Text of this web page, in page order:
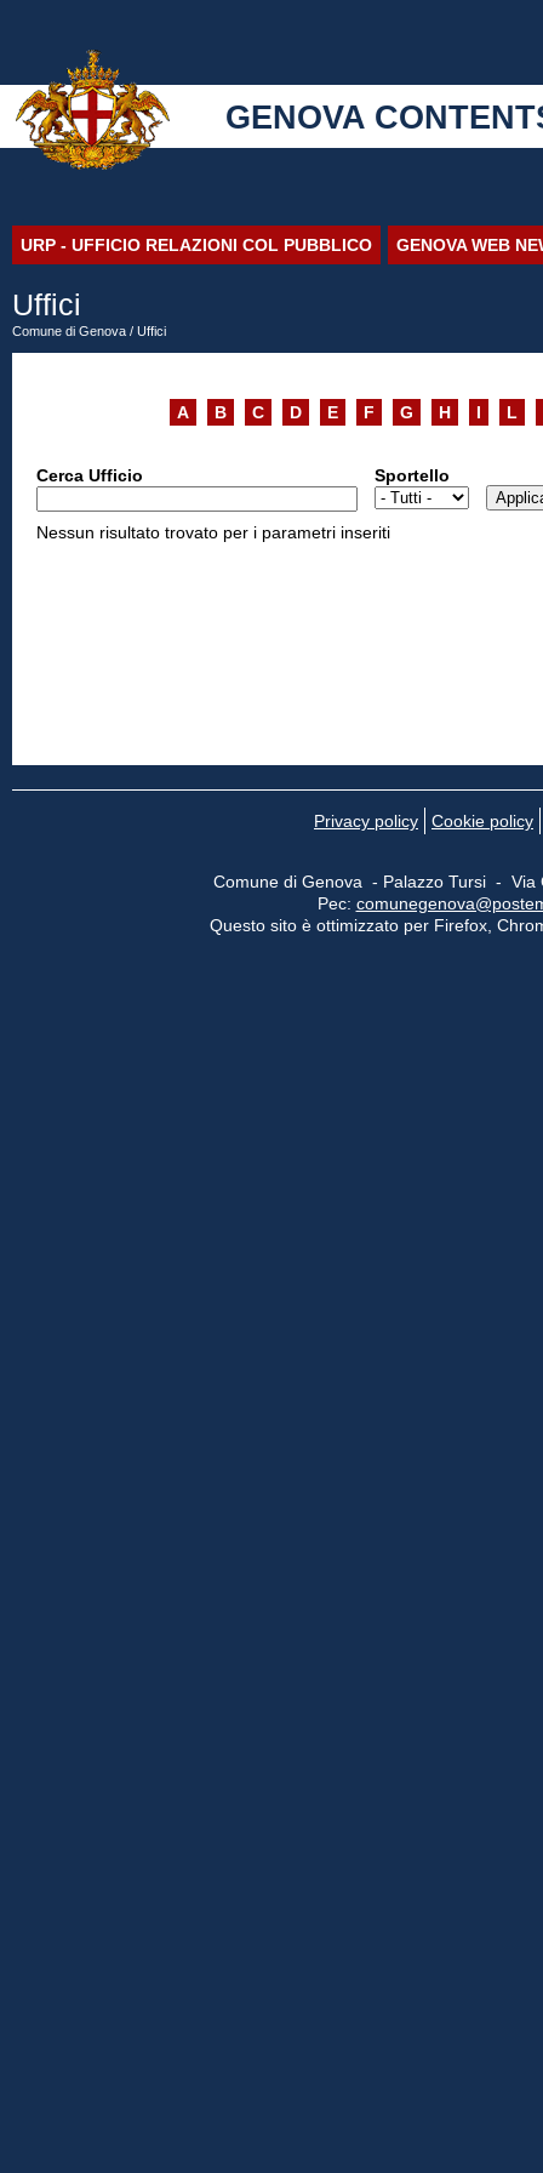
GENOVA
URP - UFFICIO RELAZIONI COL PUBBLICO GENOVA WEB
Uffici
Comune di Genova / Uffici
A B C D E F G H I L
Cerca Ufficio Sportello
Nessun risultato trovato per i parametri inseriti
Privacy policy Cookie policy
Comune di Genova - Palazzo Tursi -
Pec:
Questo sito è ottimizzato per Firefox,